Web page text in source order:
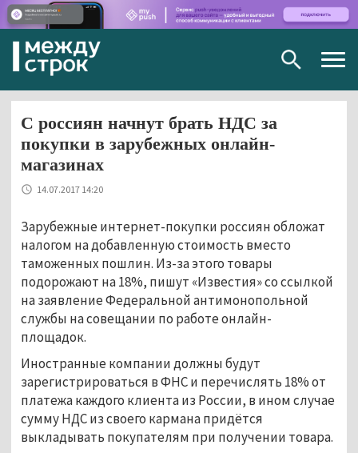
С россиян начнут брать НДС за
покупки в зарубежных онлайн-
магазинах
14.07.2017 14:20
Зарубежные интернет-покупки россиян обложат
налогом на добавленную стоимость вместо
таможенных пошлин. Из-за этого товары
подорожают на 18%, пишут «Известия» со ссылкой
на заявление Федеральной антимонопольной
службы на совещании по работе онлайн-
площадок.
Иностранные компании должны будут
зарегистрироваться в ФНС и перечислять 18% от
платежа каждого клиента из России, в ином случае
сумму НДС из своего кармана придётся
выкладывать покупателям при получении товара.